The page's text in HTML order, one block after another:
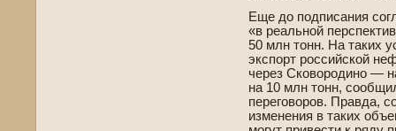
Еще до подписания
«в реальной
50 млн тонн. На таких
экспорт российской
через Сковородино —
на 10 млн тонн,
переговоров. Правда,
изменения в таких